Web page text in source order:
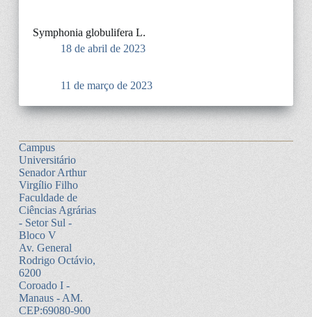
Symphonia globulifera L.
18 de abril de 2023
11 de março de 2023
Campus
Universitário
Senador Arthur
Virgílio Filho
Faculdade de
Ciências Agrárias
- Setor Sul -
Bloco V
Av. General
Rodrigo Octávio,
6200
Coroado I -
Manaus - AM.
CEP:69080-900